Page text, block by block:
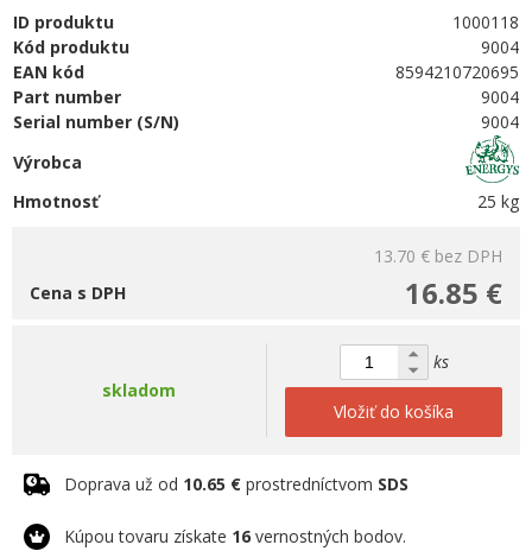
ID produktu
1000118
Kód produktu
9004
EAN kód
8594210720695
Part number
9004
Serial number (S/N)
9004
Výrobca
Hmotnosť
25 kg
13.70 € bez DPH
16.85 €
Cena s DPH
skladom
ks
Vložiť do košíka
Doprava už od 10.65 € prostredníctvom SDS
Kúpou tovaru získate 16 vernostných bodov.